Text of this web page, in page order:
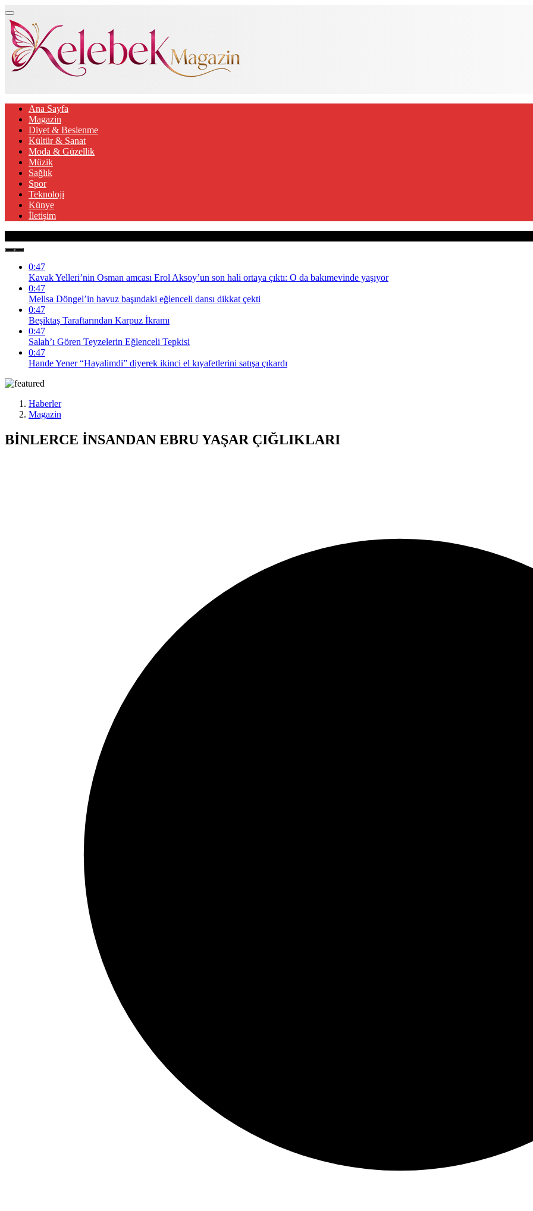
Ana Sayfa
Magazin
Diyet & Beslenme
Kültür & Sanat
Moda & Güzellik
Müzik
Sağlık
Spor
Teknoloji
Künye
İletişim
0:47
Kavak Yelleri’nin Osman amcası Erol Aksoy’un son hali ortaya çıktı: O da bakımevinde yaşıyor
0:47
Melisa Döngel’in havuz başındaki eğlenceli dansı dikkat çekti
0:47
Beşiktaş Taraftarından Karpuz İkramı
0:47
Salah’ı Gören Teyzelerin Eğlenceli Tepkisi
0:47
Hande Yener “Hayalimdi” diyerek ikinci el kıyafetlerini satışa çıkardı
Haberler
Magazin
BİNLERCE İNSANDAN EBRU YAŞAR ÇIĞLIKLARI